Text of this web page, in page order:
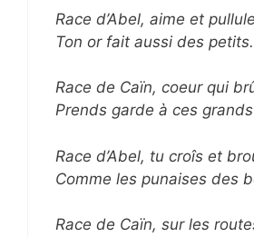
Race d’Abel, aime et
Ton or fait aussi des petits.
Race de Caïn, coeur qui
Prends garde à ces
Race d’Abel, tu croîs et
Comme les punaises des
Race de Caïn, sur les